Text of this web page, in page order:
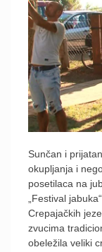
Sunčan i
okupljanja i
posetilaca na
„Festival
Crepajačkih
zvucima
obeležila veliki